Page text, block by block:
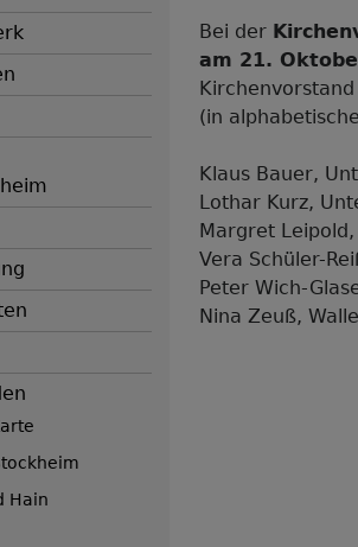
Hain
Bei der
am 21.
(in
Klaus Bauer,
Lothar Kurz,
Margret
Vera Schüler-
Peter Wich-
Nina Zeuß,